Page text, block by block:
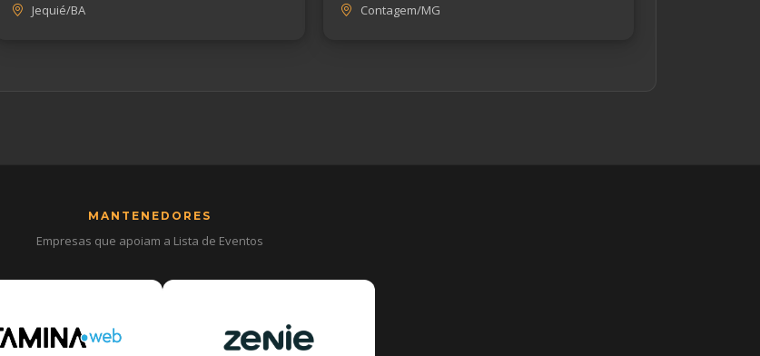
Jequié/BA
Contagem/MG
MANTENEDORES
Empresas que apoiam a Lista de Eventos